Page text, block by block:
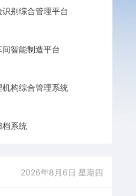
别综合管理平台
智能制造平台
构综合管理系统
档系统
2026年8月6日 星期四